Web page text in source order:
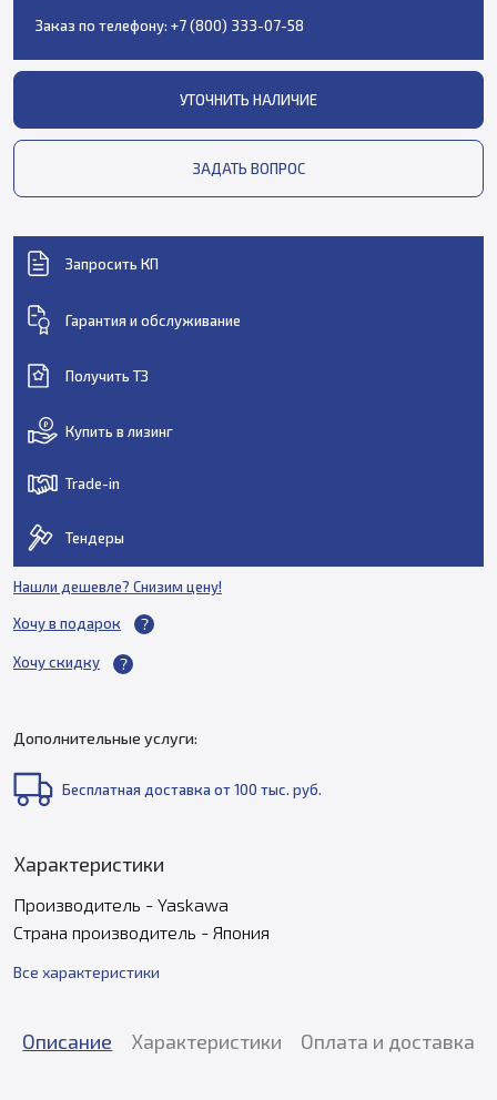
Заказ по телефону: +7 (800) 333-07-58
УТОЧНИТЬ НАЛИЧИЕ
ЗАДАТЬ ВОПРОС
Запросить КП
Гарантия и обслуживание
Получить ТЗ
Купить в лизинг
Trade-in
Тендеры
Нашли дешевле? Снизим цену!
Хочу в подарок
Хочу скидку
Дополнительные услуги:
Бесплатная доставка от 100 тыс. руб.
Характеристики
Производитель - Yaskawa
Страна производитель - Япония
Все характеристики
Описание Характеристики Оплата и доставка